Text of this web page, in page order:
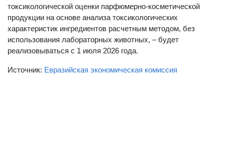
токсикологической оценки парфюмерно-косметической
продукции на основе анализа токсикологических
характеристик ингредиентов расчетным методом, без
использования лабораторных животных, – будет
реализовываться с 1 июля 2026 года.
Источник: Евразийская экономическая комиссия